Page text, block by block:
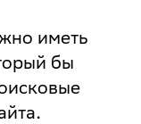
иметь
бы